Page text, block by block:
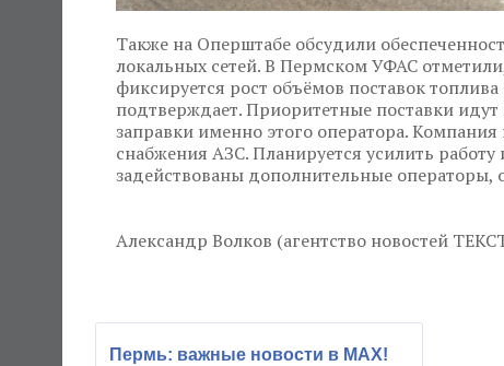
Также на Оперштабе обсудили
локальных сетей. В Пермском УФАС
фиксируется рост объёмов поставок
подтверждает. Приоритетные поставки
заправки именно этого оператора.
снабжения АЗС. Планируется усилить работу
задействованы дополнительные
Александр Волков (агентство новостей
Пермь: важные новости в MAX!